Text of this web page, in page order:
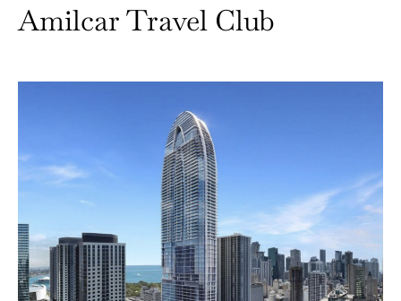
Amilcar Travel Club